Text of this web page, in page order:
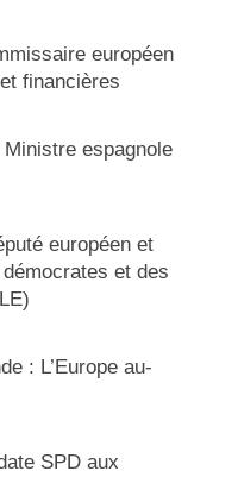
européen
financières
espagnole
européen et
et des
: L’Europe au-
SPD aux